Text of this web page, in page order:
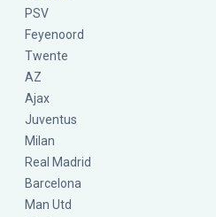
PSV
Feyenoord
Twente
AZ
Ajax
Juventus
Milan
Real Madrid
Barcelona
Man Utd